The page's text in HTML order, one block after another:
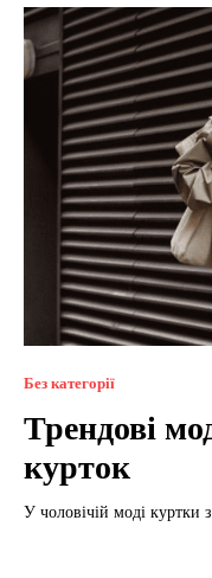
Без категорії
Трендові
курток
У чоловічій моді куртки